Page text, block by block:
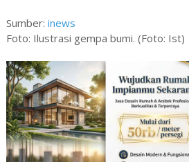
Sumber: inews
Foto: Ilustrasi gempa bumi. (Foto: Ist)